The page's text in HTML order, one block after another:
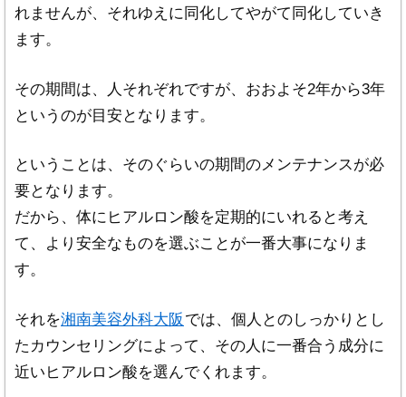
れませんが、それゆえに同化してやがて同化していき
ます。
その期間は、人それぞれですが、おおよそ2年から3年
というのが目安となります。
ということは、そのぐらいの期間のメンテナンスが必
要となります。
だから、体にヒアルロン酸を定期的にいれると考え
て、より安全なものを選ぶことが一番大事になりま
す。
それを湘南美容外科大阪 では、個人とのしっかりとし
たカウンセリングによって、その人に一番合う成分に
近いヒアルロン酸を選んでくれます。